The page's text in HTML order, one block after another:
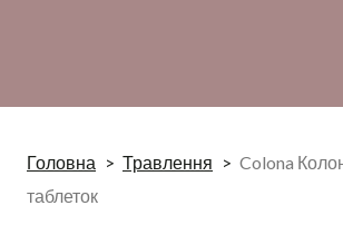
Головна Травлення
Colona
таблеток